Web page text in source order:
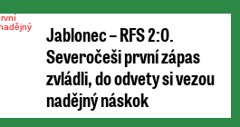
Jablonec – RFS 2:0.
Severočeši první zápas
zvládli, do odvety si vezou
nadějný náskok